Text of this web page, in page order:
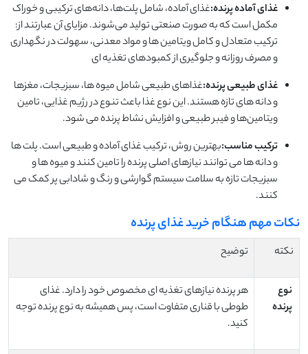
غذای آماده پرنده:غذای آماده، شامل پلت‌ها، دانه‌های ترکیبی و خوراک
مکمل است که به صورت صنعتی تولید می‌شوند. مزایای آن عبارتند از:
ترکیب متعادل و کامل ویتامین ‌ها و مواد معدنی، سهولت در نگهداری
و مصرف روزانه و جلوگیری از کمبودهای تغذیه ‌ای
غذای طبیعی پرنده:غذاهای طبیعی شامل میوه‌ ها، سبزیجات، مغزها
و دانه‌ های تازه هستند. این نوع غذا باعث تنوع در رژیم غذایی، تامین
ویتامین‌ها و فیبر طبیعی و افزایش نشاط پرنده می‌ شود.
ترکیب مناسب:بهترین روش، ترکیب غذای آماده و طبیعی است. پلت ‌ها
و دانه ‌ها می ‌توانند نیازهای اصلی پرنده را تامین کنند و میوه‌ ها و
سبزیجات تازه به سلامت سیستم گوارشی و رنگ و شادابی پر کمک می‌
کنند.
نکات مهم هنگام خرید غذای پرنده
نکته توضیح
نوع
پرنده
هر پرنده نیازهای تغذیه ‌ای مخصوص خود را دارد. غذای
طوطی با قناری متفاوت است، پس همیشه به نوع پرنده توجه
کنید.